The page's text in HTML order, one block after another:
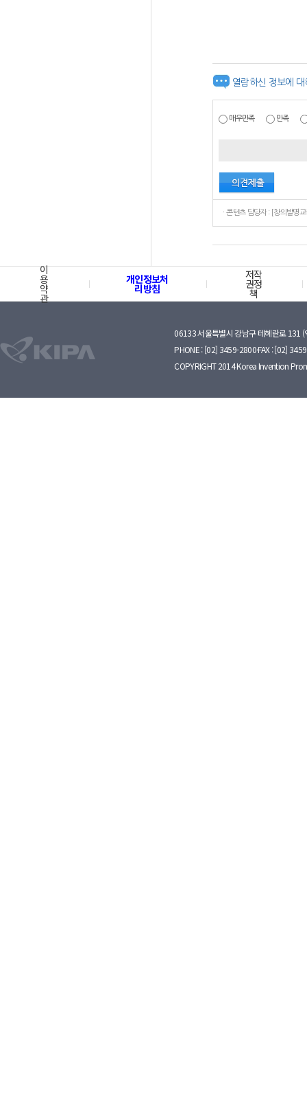
열람하신 정보에
매우만족 만족
이
용
약
관
개인정보처
리방침
저작
권정
책
06133 서울특별시 강남구 테헤란로 131 (
PHONE : [02] 3459-2800·FAX : [02]
COPYRIGHT 2014 Korea Invention